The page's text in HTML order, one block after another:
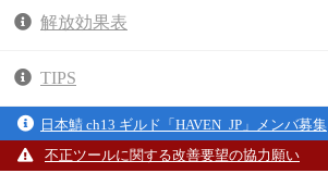
解放効果表
TIPS
日本鯖 ch13 ギルド「HAVEN_JP」メンバ募集
不正ツールに関する改善要望の協力願い